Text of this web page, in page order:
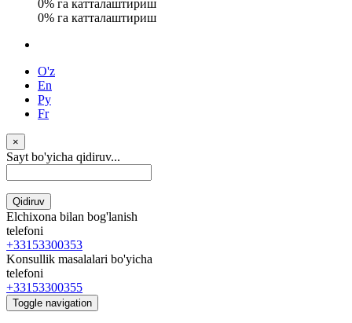
0% га катталаштириш
0% га катталаштириш
O'z
En
Ру
Fr
×
Sayt bo'yicha qidiruv...
Qidiruv
Elchixona bilan bog'lanish
telefoni
+33153300353
Konsullik masalalari bo'yicha
telefoni
+33153300355
Toggle navigation